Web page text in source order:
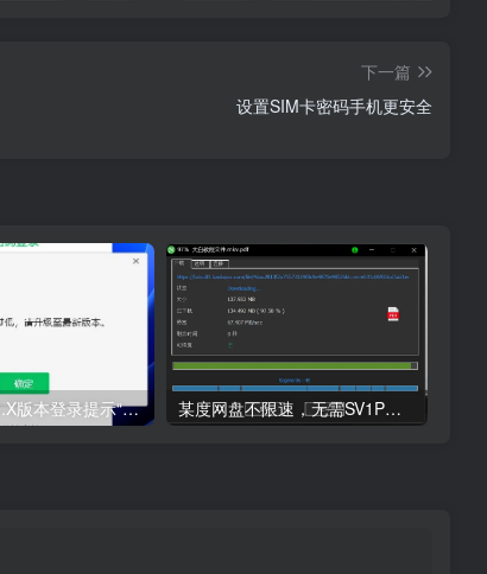
下一篇
设置SIM卡密码手机更安全
PC端微信3.9.X版本登录提示“版本过低”解决办法，亲测可用 某度网盘不限速，无需SV1P，无需第三方软件